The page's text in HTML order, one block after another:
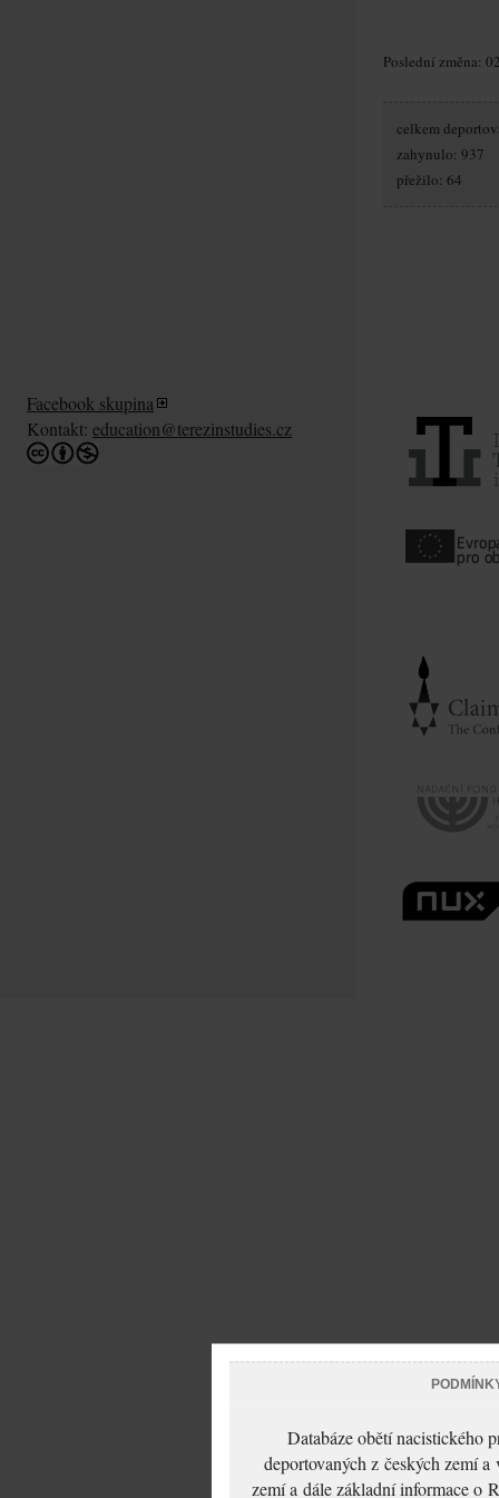
Poslední změna:
celkem
zahynulo: 937
přežilo: 64
Facebook skupina
Kontakt: education@terezinstudies.cz
Databáze obětí nacistického
deportovaných z českých zemí
zemí a dále základní informace o